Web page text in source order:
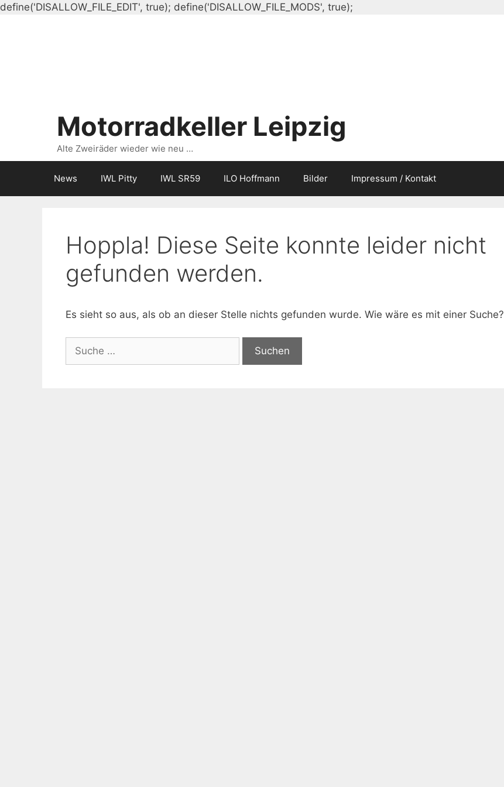
define('DISALLOW_FILE_EDIT', true); define('DISALLOW_FILE_MODS', true);
Motorradkeller Leipzig
Alte Zweiräder wieder wie neu …
News IWL Pitty IWL SR59 ILO Hoffmann Bilder Impressum / Kontakt
Hoppla! Diese Seite konnte leider nicht
gefunden werden.
Es sieht so aus, als ob an dieser Stelle nichts gefunden wurde. Wie wäre es mit einer Suche?
nach: